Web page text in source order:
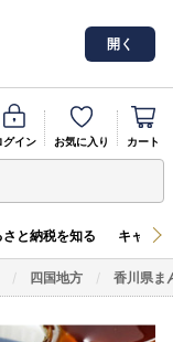
開く
グイン お気に入り カート
さと納税を知る キャン
四国地方 香川県ま